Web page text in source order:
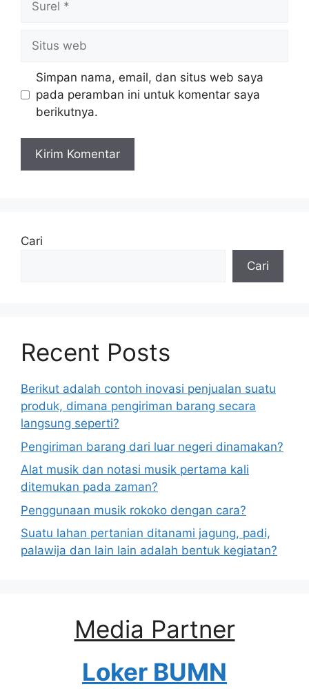
web
Simpan nama, email, dan situs web saya
pada peramban ini untuk komentar saya
berikutnya.
Cari
Cari
Recent Posts
Berikut adalah contoh inovasi penjualan suatu
produk, dimana pengiriman barang secara
langsung seperti?
Pengiriman barang dari luar negeri dinamakan?
Alat musik dan notasi musik pertama kali
ditemukan pada zaman?
Penggunaan musik rokoko dengan cara?
Suatu lahan pertanian ditanami jagung, padi,
palawija dan lain lain adalah bentuk kegiatan?
Media Partner
Loker BUMN